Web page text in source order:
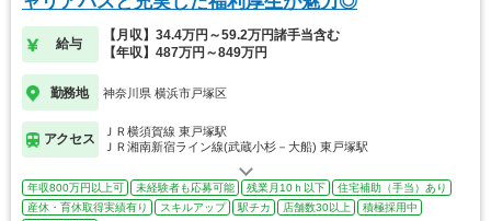
給与
【月収】34.4万円～59.2万円諸手当含む
【年収】487万円～849万円
勤務地 神奈川県 横浜市戸塚区
アクセス
ＪＲ横須賀線 東戸塚駅
ＪＲ湘南新宿ライン線(武蔵小杉－大船) 東戸塚駅
年収800万円以上可 未経験者も応募可能 残業月10ｈ以下
住宅補助（手当）あり
産休・育休取得実績有り
スキルアップ 駅チカ 店舗数30以上
積極採用中